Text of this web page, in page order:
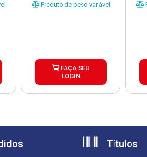
Produto de peso variável
FAÇA SEU
LOGIN
Títulos